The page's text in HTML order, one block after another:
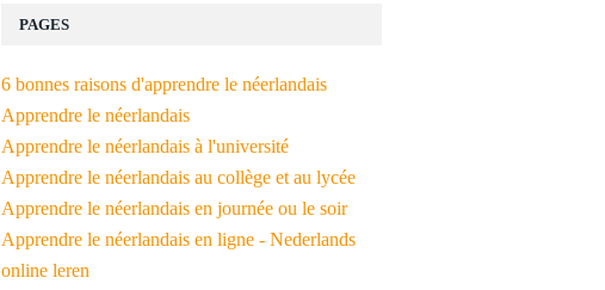
PAGES
6 bonnes raisons d'apprendre le néerlandais
Apprendre le néerlandais
Apprendre le néerlandais à l'université
Apprendre le néerlandais au collège et au lycée
Apprendre le néerlandais en journée ou le soir
Apprendre le néerlandais en ligne - Nederlands
online leren